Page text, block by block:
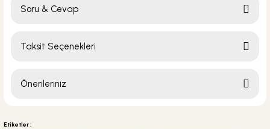
Soru & Cevap
Taksit Seçenekleri
Önerileriniz
yetersiz gördüğünüz noktaları öneri formunu kullanarak tarafımıza
Etiketler :